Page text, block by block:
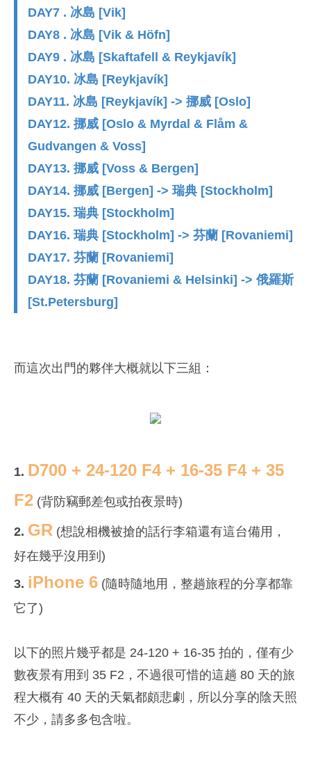
DAY7 . 冰島 [Vik]
DAY8 . 冰島 [Vik & Höfn]
DAY9 . 冰島 [Skaftafell & Reykjavík]
DAY10. 冰島 [Reykjavík]
DAY11. 冰島 [Reykjavík] -> 挪威 [Oslo]
DAY12. 挪威 [Oslo & Myrdal & Flåm &
Gudvangen & Voss]
DAY13. 挪威 [Voss & Bergen]
DAY14. 挪威 [Bergen] -> 瑞典 [Stockholm]
DAY15. 瑞典 [Stockholm]
DAY16. 瑞典 [Stockholm] -> 芬蘭 [Rovaniemi]
DAY17. 芬蘭 [Rovaniemi]
DAY18. 芬蘭 [Rovaniemi & Helsinki] -> 俄羅斯
[St.Petersburg]
而這次出門的夥伴大概就以下三組：
1. D700 + 24-120 F4 + 16-35 F4 + 35
F2 (背防竊郵差包或拍夜景時)
2. GR (想說相機被搶的話行李箱還有這台備用，
好在幾乎沒用到)
3. iPhone 6 (隨時隨地用，整趟旅程的分享都靠
它了)
以下的照片幾乎都是 24-120 + 16-35 拍的，僅有少
數夜景有用到 35 F2，不過很可惜的這趟 80 天的旅
程大概有 40 天的天氣都頗悲劇，所以分享的陰天照
不少，請多多包含啦。